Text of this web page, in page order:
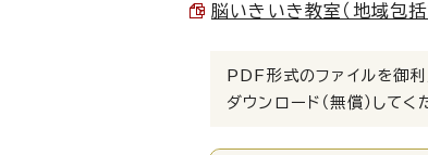
脳いきいき教室（地域包
PDF形式のファイルを御
ダウンロード（無償）してく